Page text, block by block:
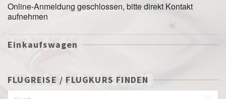
Online-Anmeldung geschlossen, bitte direkt Kontakt
aufnehmen
Einkaufswagen
FLUGREISE / FLUGKURS FINDEN